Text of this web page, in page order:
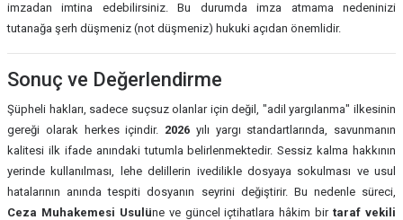
imzadan imtina edebilirsiniz. Bu durumda imza atmama nedeninizi
tutanağa şerh düşmeniz (not düşmeniz) hukuki açıdan önemlidir.
Sonuç ve Değerlendirme
Şüpheli hakları, sadece suçsuz olanlar için değil, "adil yargılanma" ilkesinin
gereği olarak herkes içindir. 2026 yılı yargı standartlarında, savunmanın
kalitesi ilk ifade anındaki tutumla belirlenmektedir. Sessiz kalma hakkının
yerinde kullanılması, lehe delillerin ivedilikle dosyaya sokulması ve usul
hatalarının anında tespiti dosyanın seyrini değiştirir. Bu nedenle süreci,
Ceza Muhakemesi Usulüne ve güncel içtihatlara hâkim birtaraf vekili